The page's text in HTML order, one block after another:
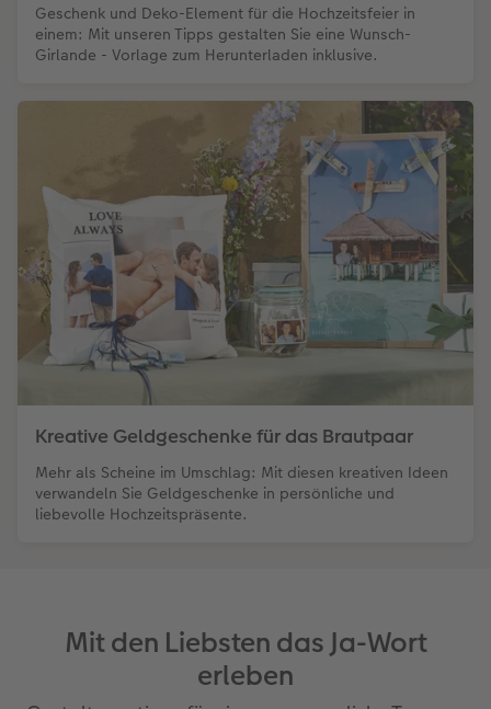
Geschenk und Deko-Element für die Hochzeitsfeier in
einem: Mit unseren Tipps gestalten Sie eine Wunsch-
Girlande - Vorlage zum Herunterladen inklusive.
Kreative Geldgeschenke für das Brautpaar
Mehr als Scheine im Umschlag: Mit diesen kreativen Ideen
verwandeln Sie Geldgeschenke in persönliche und
liebevolle Hochzeitspräsente.
Mit den Liebsten das Ja-Wort
erleben